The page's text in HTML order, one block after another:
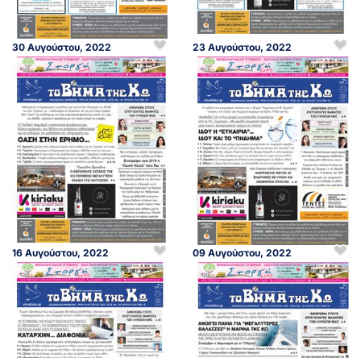
30 Αυγούστου, 2022 23 Αυγούστου, 2022
16 Αυγούστου, 2022 09 Αυγούστου, 2022